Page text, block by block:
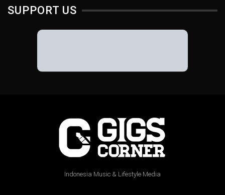
SUPPORT US
Indonesia Music & Lifestyle Media